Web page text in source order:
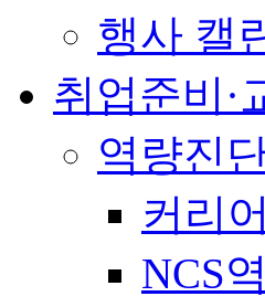
행사 캘
취업준비·
역량진
커리
NCS